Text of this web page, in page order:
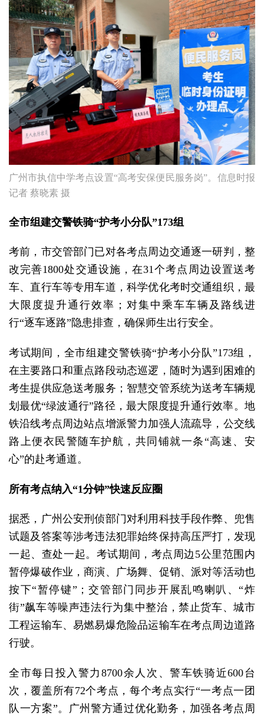
广州市执信中学考点设置“高考安保便民服务岗”。信息时报
记者 蔡晓素 摄
全市组建交警铁骑“护考小分队”173组
考前，市交管部门已对各考点周边交通逐一研判，整
改完善1800处交通设施，在31个考点周边设置送考
车、直行车等专用车道，科学优化考时交通组织，最
大限度提升通行效率；对集中乘车车辆及路线进
行“逐车逐路”隐患排查，确保师生出行安全。
考试期间，全市组建交警铁骑“护考小分队”173组，
在主要路口和重点路段动态巡逻，随时为遇到困难的
考生提供应急送考服务；智慧交管系统为送考车辆规
划最优“绿波通行”路径，最大限度提升通行效率。地
铁沿线考点周边站点增派警力加强人流疏导，公交线
路上便衣民警随车护航，共同铺就一条“高速、安
心”的赴考通道。
所有考点纳入“1分钟”快速反应圈
据悉，广州公安刑侦部门对利用科技手段作弊、兜售
试题及答案等涉考违法犯罪始终保持高压严打，发现
一起、查处一起。考试期间，考点周边5公里范围内
暂停爆破作业，商演、广场舞、促销、派对等活动也
按下“暂停键”；交管部门同步开展乱鸣喇叭、“炸
街”飙车等噪声违法行为集中整治，禁止货车、城市
工程运输车、易燃易爆危险品运输车在考点周边道路
行驶。
全市每日投入警力8700余人次、警车铁骑近600台
次，覆盖所有72个考点，每个考点实行“一考点一团
队一方案”。广州警方通过优化勤务，加强各考点周